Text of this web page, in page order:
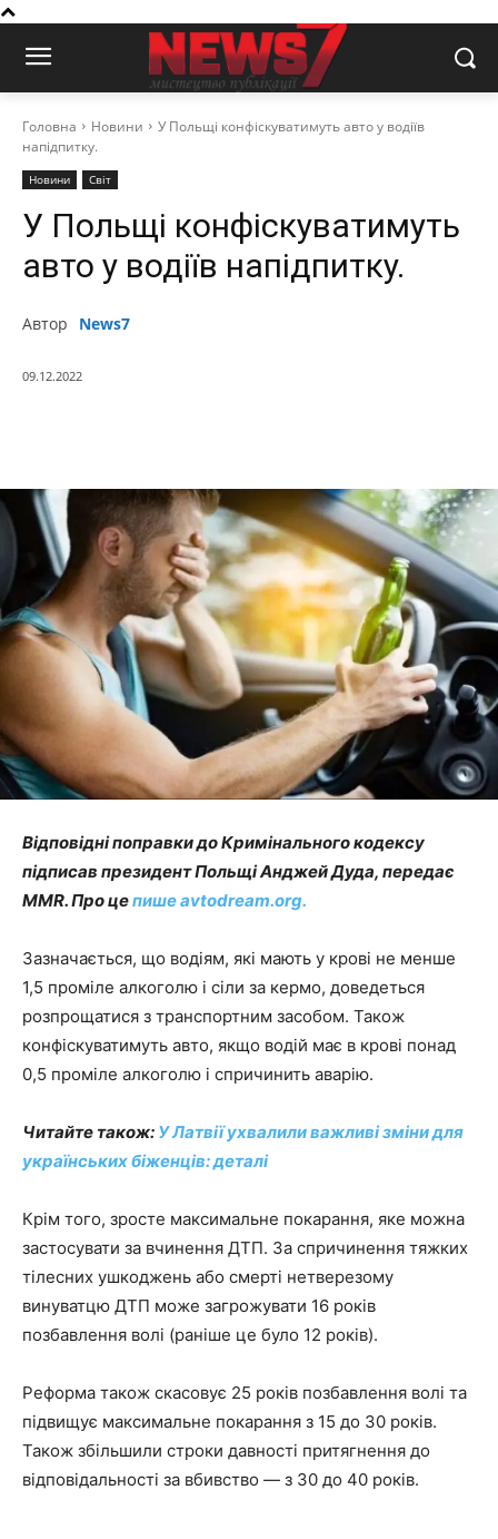
Головна Новини
У Польщі конфіскуватимуть авто у водіїв
напідпитку.
Новини Світ
У Польщі конфіскуватимуть
авто у водіїв напідпитку.
Автор News7
09.12.2022
Відповідні поправки до Кримінального кодексу
підписав президент Польщі Анджей Дуда, передає
MMR. Про цепише avtodream.org.
Зазначається, що водіям, які мають у крові не менше
1,5 проміле алкоголю і сіли за кермо, доведеться
розпрощатися з транспортним засобом. Також
конфіскуватимуть авто, якщо водій має в крові понад
0,5 проміле алкоголю і спричинить аварію.
Читайте також: У Латвії ухвалили важливі зміни для
українських біженців: деталі
Крім того, зросте максимальне покарання, яке можна
застосувати за вчинення ДТП. За спричинення тяжких
тілесних ушкоджень або смерті нетверезому
винуватцю ДТП може загрожувати 16 років
позбавлення волі (раніше це було 12 років).
Реформа також скасовує 25 років позбавлення волі та
підвищує максимальне покарання з 15 до 30 років.
Також збільшили строки давності притягнення до
відповідальності за вбивство — з 30 до 40 років.